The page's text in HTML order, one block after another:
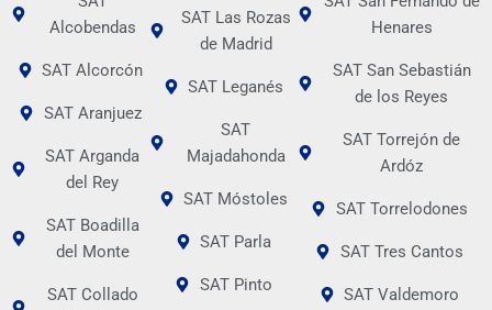
Alcobendas
SAT Alcorcón
SAT Aranjuez
SAT Arganda
del Rey
SAT Boadilla
del Monte
SAT Collado
SAT Las Rozas
de Madrid
SAT Leganés
SAT
Majadahonda
SAT Móstoles
SAT Parla
SAT Pinto
Henares
SAT San Sebastián
de los Reyes
SAT Torrejón de
Ardóz
SAT Torrelodones
SAT Tres Cantos
SAT Valdemoro